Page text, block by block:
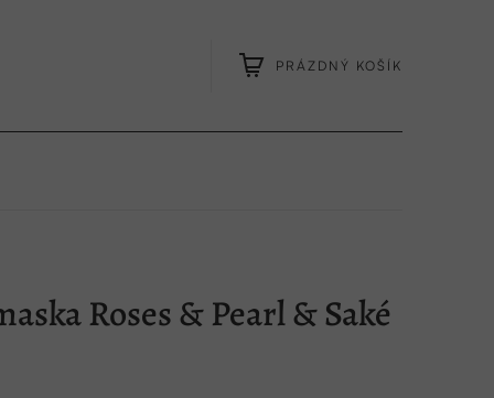
PRÁZDNÝ KOŠÍK
Roses & Pearl & Saké